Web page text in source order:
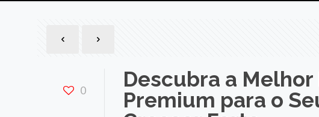
0
Descubra a Melhor
Premium para o